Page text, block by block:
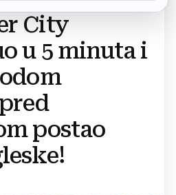
City
u 5 minuta i
postao